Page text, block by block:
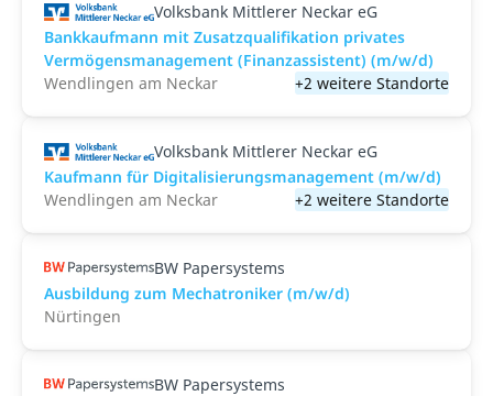
Volksbank Mittlerer Neckar eG
Bankkaufmann mit Zusatzqualifikation privates
Vermögensmanagement (Finanzassistent) (m/w/d)
Wendlingen am Neckar
+2 weitere Standorte
Volksbank Mittlerer Neckar eG
Kaufmann für Digitalisierungsmanagement (m/w/d)
Wendlingen am Neckar
+2 weitere Standorte
BW Papersystems
Ausbildung zum Mechatroniker (m/w/d)
Nürtingen
BW Papersystems